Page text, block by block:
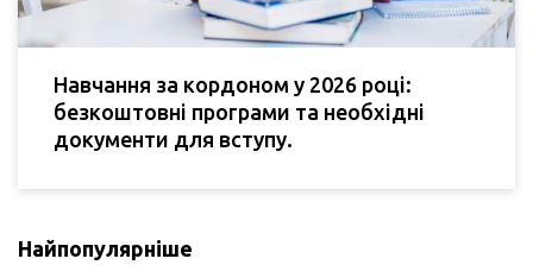
Навчання за кордоном у 2026 році:
безкоштовні програми та необхідні
документи для вступу.
Найпопулярніше